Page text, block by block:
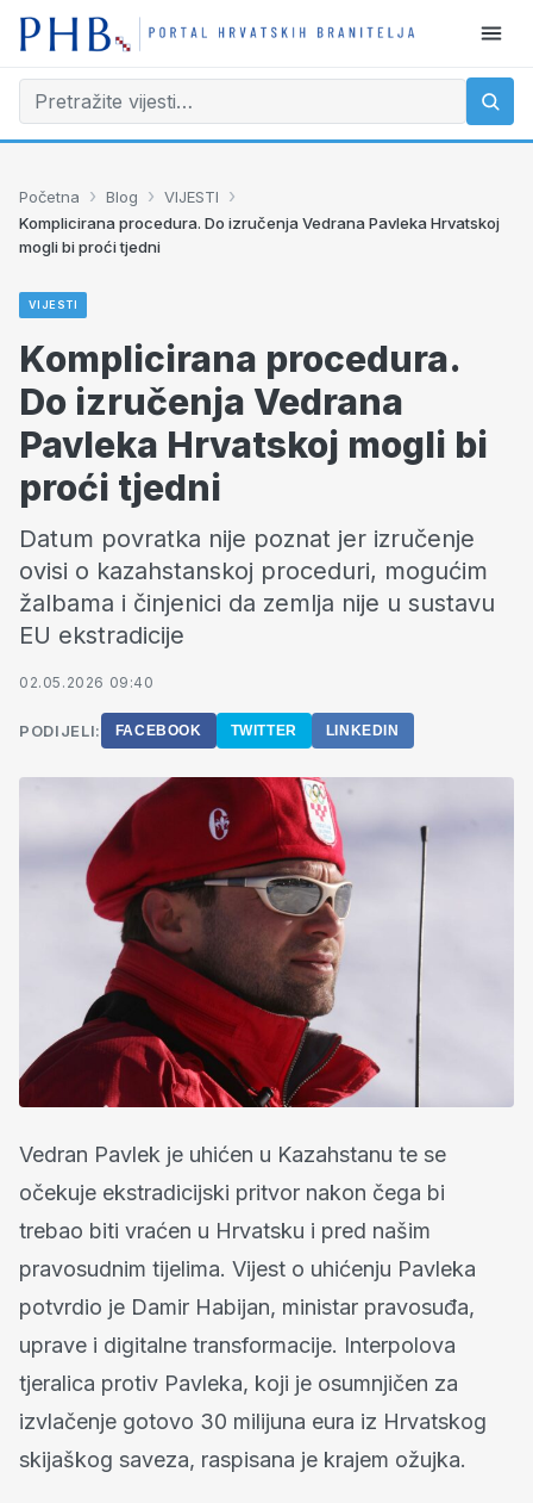
Početna › Blog › VIJESTI ›
Komplicirana procedura. Do izručenja Vedrana Pavleka Hrvatskoj
mogli bi proći tjedni
VIJESTI
Komplicirana procedura.
Do izručenja Vedrana
Pavleka Hrvatskoj mogli bi
proći tjedni
Datum povratka nije poznat jer izručenje
ovisi o kazahstanskoj proceduri, mogućim
žalbama i činjenici da zemlja nije u sustavu
EU ekstradicije
02.05.2026 09:40
PODIJELI: FACEBOOK TWITTER LINKEDIN
Vedran Pavlek je uhićen u Kazahstanu te se
očekuje ekstradicijski pritvor nakon čega bi
trebao biti vraćen u Hrvatsku i pred našim
pravosudnim tijelima. Vijest o uhićenju Pavleka
potvrdio je Damir Habijan, ministar pravosuđa,
uprave i digitalne transformacije. Interpolova
tjeralica protiv Pavleka, koji je osumnjičen za
izvlačenje gotovo 30 milijuna eura iz Hrvatskog
skijaškog saveza, raspisana je krajem ožujka.